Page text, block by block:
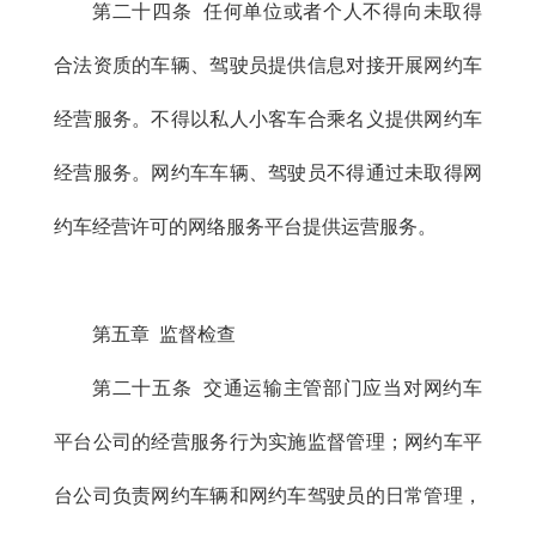
第二十四条 任何单位或者个人不得向未取得
合法资质的车辆、驾驶员提供信息对接开展网约车
经营服务。不得以私人小客车合乘名义提供网约车
经营服务。网约车车辆、驾驶员不得通过未取得网
约车经营许可的网络服务平台提供运营服务。
第五章 监督检查
第二十五条 交通运输主管部门应当对网约车
平台公司的经营服务行为实施监督管理；网约车平
台公司负责网约车辆和网约车驾驶员的日常管理，